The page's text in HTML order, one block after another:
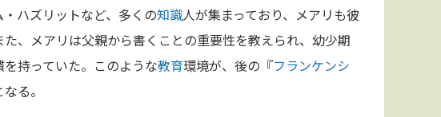
ハズリットなど、多くの知識人が集まっており、メアリも彼
、メアリは父親から書くことの重要性を教えられ、幼少期
持っていた。このような教育環境が、後の『フランケンシ
る。